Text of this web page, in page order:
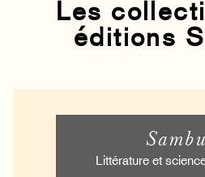
Les
éditions
Littérature et